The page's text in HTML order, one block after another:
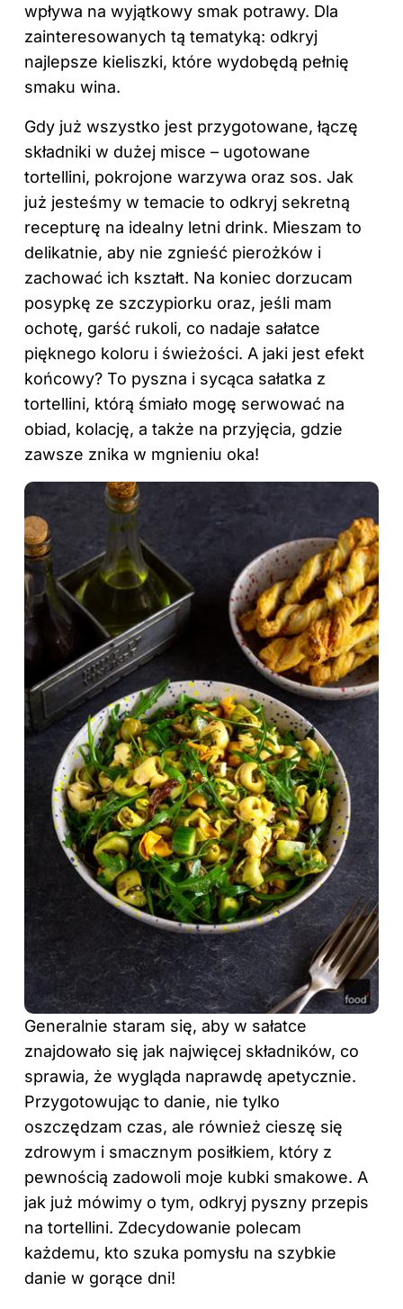
wpływa na wyjątkowy smak potrawy. Dla
zainteresowanych tą tematyką: odkryj
najlepsze kieliszki, które wydobędą pełnię
smaku wina.
Gdy już wszystko jest przygotowane, łączę
składniki w dużej misce – ugotowane
tortellini, pokrojone warzywa oraz sos. Jak
już jesteśmy w temacie to odkryj sekretną
recepturę na idealny letni drink. Mieszam to
delikatnie, aby nie zgnieść pierożków i
zachować ich kształt. Na koniec dorzucam
posypkę ze szczypiorku oraz, jeśli mam
ochotę, garść rukoli, co nadaje sałatce
pięknego koloru i świeżości. A jaki jest efekt
końcowy? To pyszna i sycąca sałatka z
tortellini, którą śmiało mogę serwować na
obiad, kolację, a także na przyjęcia, gdzie
zawsze znika w mgnieniu oka!
Generalnie staram się, aby w sałatce
znajdowało się jak najwięcej składników, co
sprawia, że wygląda naprawdę apetycznie.
Przygotowując to danie, nie tylko
oszczędzam czas, ale również cieszę się
zdrowym i smacznym posiłkiem, który z
pewnością zadowoli moje kubki smakowe. A
jak już mówimy o tym, odkryj pyszny przepis
na tortellini. Zdecydowanie polecam
każdemu, kto szuka pomysłu na szybkie
danie w gorące dni!